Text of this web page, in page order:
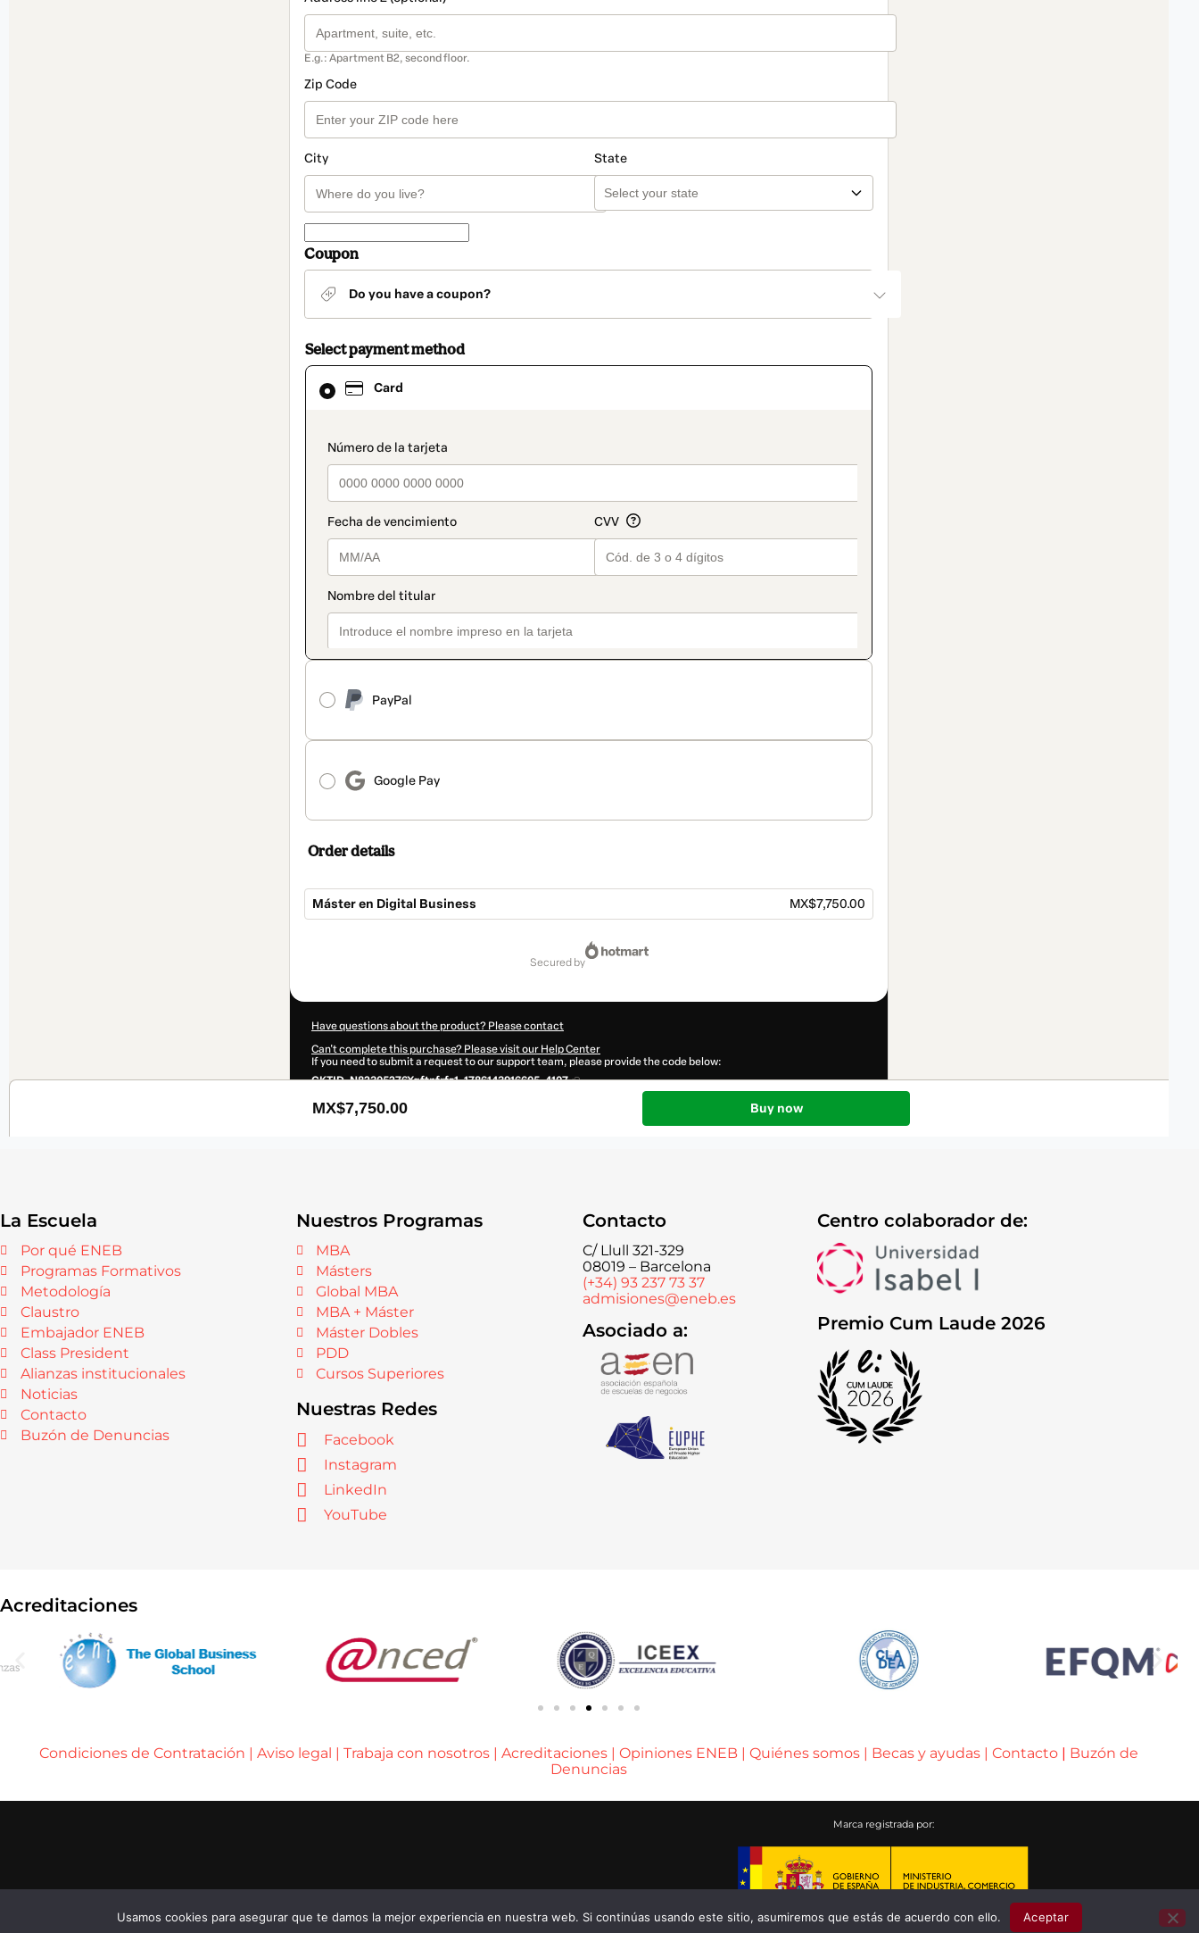
La Escuela
Por qué ENEB
Programas Formativos
Metodología
Claustro
Embajador ENEB
Class President
Alianzas institucionales
Noticias
Contacto
Buzón de Denuncias
Nuestros Programas
MBA
Másters
Global MBA
MBA + Máster
Máster Dobles
PDD
Cursos Superiores
Nuestras Redes
Facebook
Instagram
LinkedIn
YouTube
Contacto
C/ Llull 321-329
08019 – Barcelona
(+34) 93 237 73 37
admisiones@eneb.es
Asociado a:
Centro colaborador de:
Premio Cum Laude 2026
Acreditaciones
Condiciones de Contratación | Aviso legal | Trabaja con nosotros | Acreditaciones | Opiniones ENEB | Quiénes somos | Becas y ayudas | Contacto | Buzón de
Denuncias
Marca registrada por:
Usamos cookies para asegurar que te damos la mejor experiencia en nuestra web. Si continúas usando este sitio, asumiremos que estás de acuerdo con ello. Aceptar